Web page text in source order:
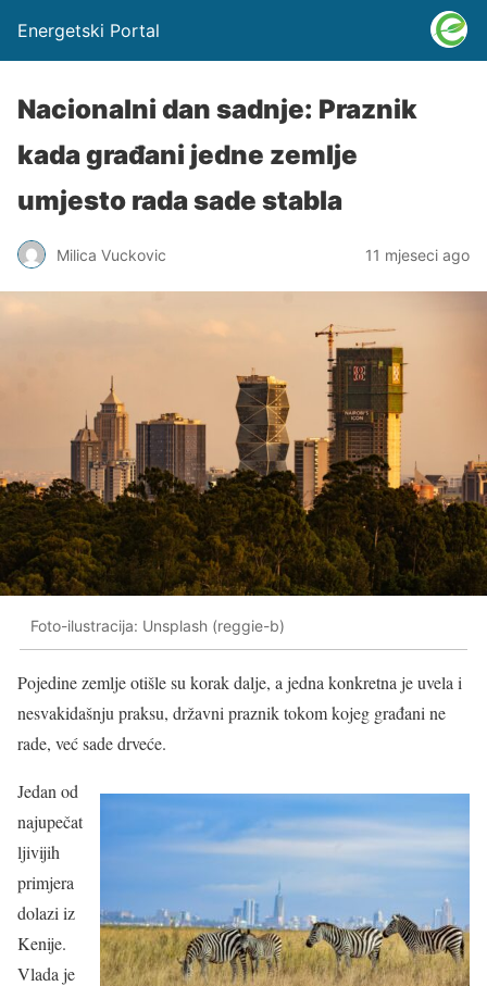
Energetski Portal
Nacionalni dan sadnje: Praznik
kada građani jedne zemlje
umjesto rada sade stabla
Milica Vuckovic 11 mjeseci ago
Foto-ilustracija: Unsplash (reggie-b)
Pojedine zemlje otišle su korak dalje, a jedna konkretna je uvela i
nesvakidašnju praksu, državni praznik tokom kojeg građani ne
rade, već sade drveće.
Jedan od
najupečat
ljivijih
primjera
dolazi iz
Kenije.
Vlada je